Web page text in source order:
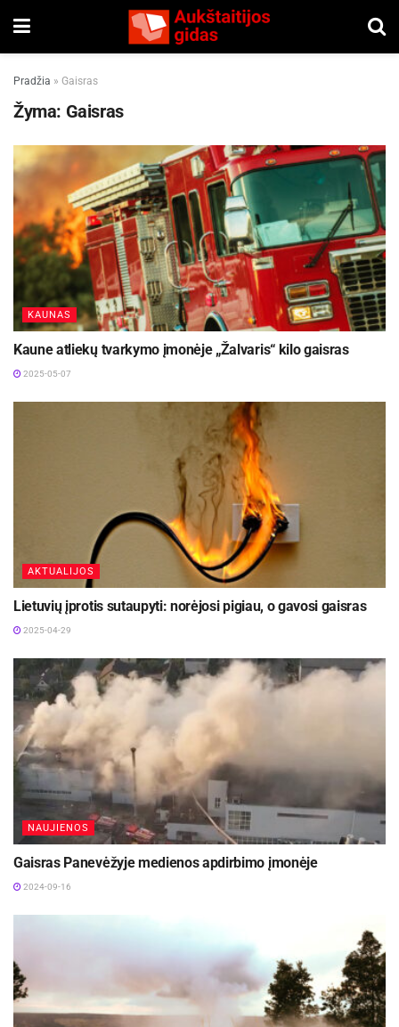
Pradžia » Gaisras
Žyma: Gaisras
KAUNAS
Kaune atliekų tvarkymo įmonėje „Žalvaris“ kilo gaisras
2025-05-07
AKTUALIJOS
Lietuvių įprotis sutaupyti: norėjosi pigiau, o gavosi gaisras
2025-04-29
NAUJIENOS
Gaisras Panevėžyje medienos apdirbimo įmonėje
2024-09-16